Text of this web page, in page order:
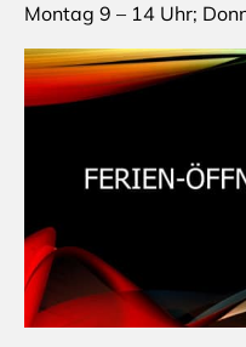
Montag 9 – 14 Uhr;